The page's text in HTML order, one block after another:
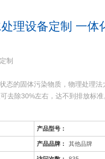
理设备定制 一体
制
态的固体污染物质，物理处理
去除30%左右，达不到排放标准
溶解状态的有机污染物质(BOD
物、氮和磷
产品型号：
产品品牌： 其他品牌